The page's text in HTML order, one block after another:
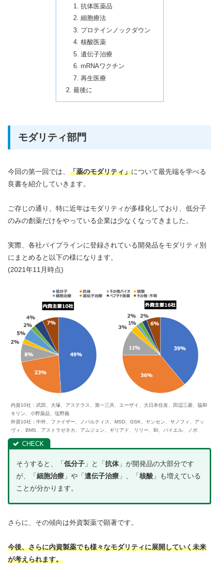
抗体医薬品
細胞療法
プロテインノックダウン
核酸医薬
遺伝子治療
mRNAワクチン
再生医療
最後に
モダリティ部門
今回の第一回では、 「薬のモダリティ」について最先端を学べる
良書を紹介していきます。
ご存じの通り、特に近年はモダリティが多様化しており、低分子
のみの創薬だけをやっている企業は少なくなってきました。
実際、各社パイプラインに登録されている開発品をモダリティ別
にまとめると以下の様になります。
(2021年11月時点)
内資10社：武田、大塚、アステラス、第一三共、エーザイ、大日本住友、田辺三菱、協和
キリン、小野薬品、塩野義
外資10社：中外、ファイザー、ノバルティス、MSD、GSK、ヤンセン、サノフィ、アッ
ヴィ、BMS、アストラゼネカ、アムジェン、ギリアド、リリー、BI、バイエル、ノボ
そうすると、「低分子 」と「抗体」が開発品の大部分です
が、「細胞治療 」や「遺伝子治療 」、「核酸 」も増えている
ことが分かります。
さらに、その傾向は外資製薬で顕著です。
今後、さらに内資製薬でも様々なモダリティに展開していく未来
が考えられます。